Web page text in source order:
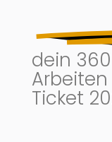
dein
Ticket